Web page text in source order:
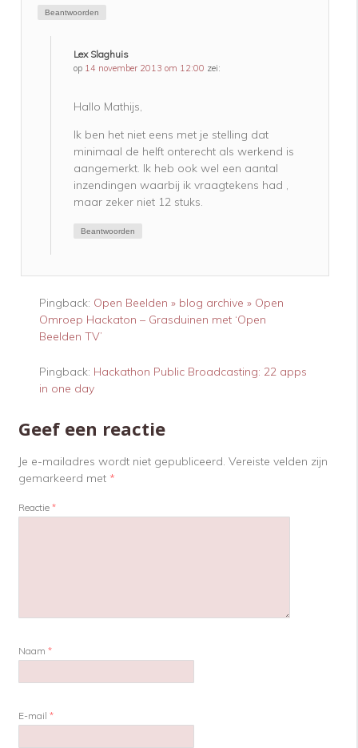
Beantwoorden
Lex Slaghuis
op 14 november 2013 om 12:00 zei:
Hallo Mathijs,
Ik ben het niet eens met je stelling dat
minimaal de helft onterecht als werkend is
aangemerkt. Ik heb ook wel een aantal
inzendingen waarbij ik vraagtekens had ,
maar zeker niet 12 stuks.
Beantwoorden
Pingback: Open Beelden » blog archive » Open
Omroep Hackaton – Grasduinen met ‘Open
Beelden TV’
Pingback: Hackathon Public Broadcasting: 22 apps
in one day
Geef een reactie
Je e-mailadres wordt niet gepubliceerd. Vereiste velden zijn
gemarkeerd met *
Reactie *
Naam *
E-mail *